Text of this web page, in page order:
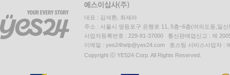
대표 : 김석환, 최세라
주소 : 서울시 영등포구 은행로 11, 5층~6층(여의도동,일신
사업자등록번호 : 229-81-37000 통신판매업신고 : 제
이메일 : yes24help@yes24.com 호스팅 서비스사업자 :
Copyright ⓒ YES24 Corp. All Rights Reserved.